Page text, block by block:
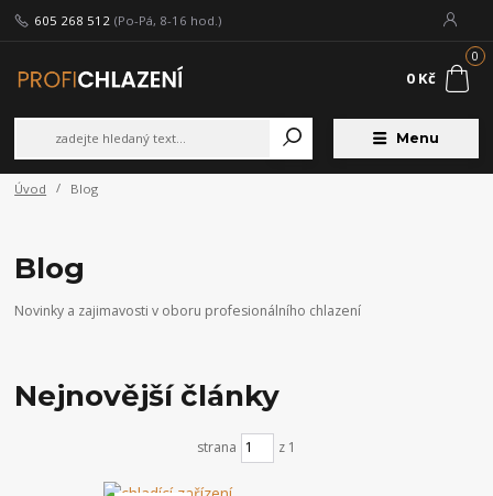
Menu
605 268 512 (Po-Pá, 8-16 hod.)
0
0 Kč
Úvod Blog
Blog
Novinky a zajimavosti v oboru profesionálního chlazení
Nejnovější články
strana z 1